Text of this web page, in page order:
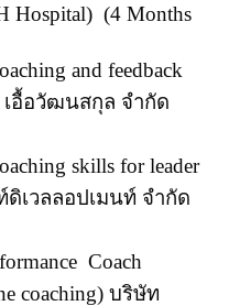
Hospital) (4 Months
and feedback
อื้อวัฒนสกุล จำกัด
skills for leader
เวลลอปเมนท์ จำกัด
Coach
coaching) บริษัท